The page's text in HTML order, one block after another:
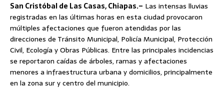
San Cristóbal de Las Casas, Chiapas.– Las intensas lluvias
registradas en las últimas horas en esta ciudad provocaron
múltiples afectaciones que fueron atendidas por las
direcciones de Tránsito Municipal, Policía Municipal, Protección
Civil, Ecología y Obras Públicas. Entre las principales incidencias
se reportaron caídas de árboles, ramas y afectaciones
menores a infraestructura urbana y domicilios, principalmente
en la zona sur y centro del municipio.